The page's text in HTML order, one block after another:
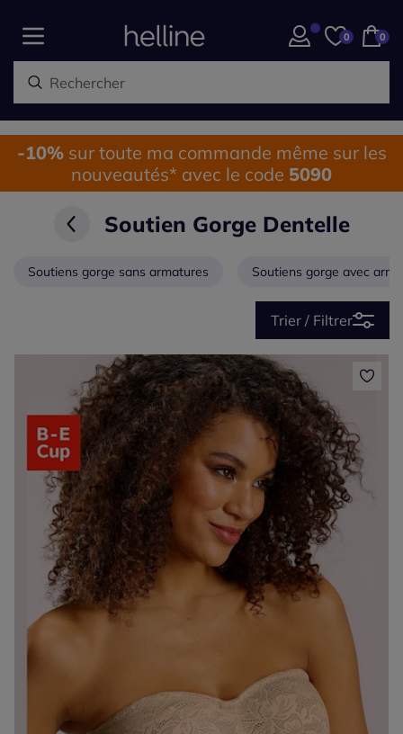
0 0
-10%sur toute ma commande même sur les
nouveautés* avec le code 5090
Soutien Gorge Dentelle
Soutiens gorge sans armatures Soutiens gorge avec
Trier / Filtrer